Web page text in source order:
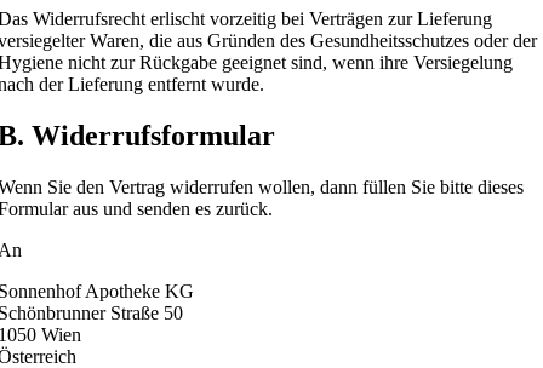
Widerrufsrecht erlischt vorzeitig bei Verträgen zur Lieferung
Waren, die aus Gründen des Gesundheitsschutzes oder der
nicht zur Rückgabe geeignet sind, wenn ihre Versiegelung
der Lieferung entfernt wurde.
Widerrufsformular
Sie den Vertrag widerrufen wollen, dann füllen Sie bitte dieses
aus und senden es zurück.
Apotheke KG
Straße 50
Wien